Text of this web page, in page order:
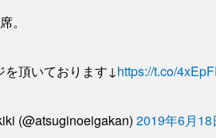
。
を頂いております↓https://t.co/
(@atsuginoeigakan) 2019年6月18